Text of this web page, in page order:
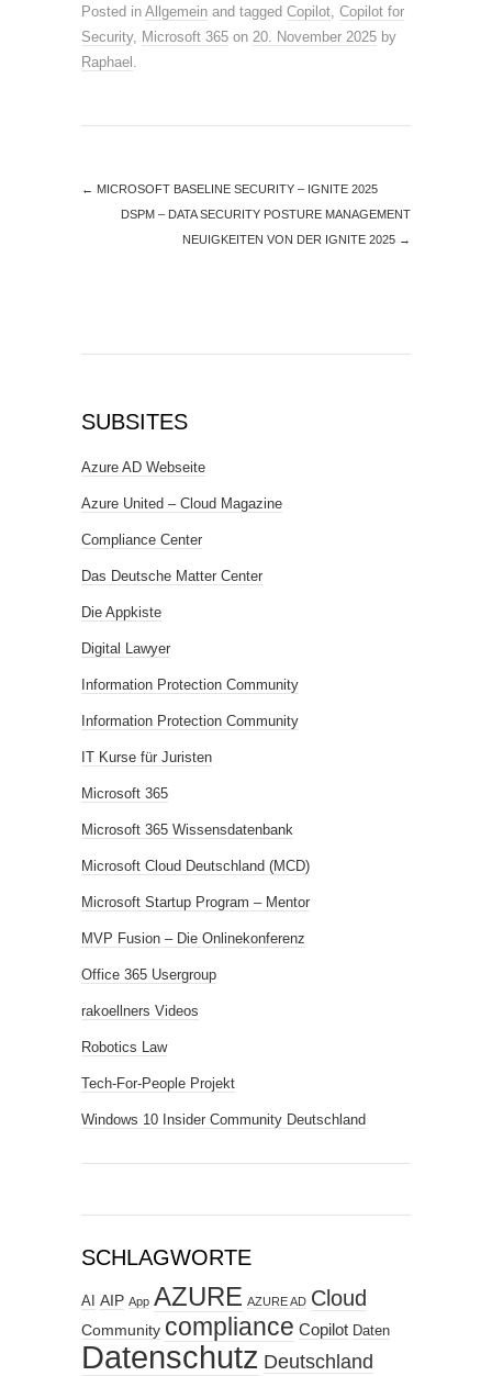
Posted in Allgemein and tagged Copilot, Copilot for
Security, Microsoft 365 on 20. November 2025 by
Raphael .
← MICROSOFT BASELINE SECURITY – IGNITE 2025
DSPM – DATA SECURITY POSTURE MANAGEMENT
NEUIGKEITEN VON DER IGNITE 2025 →
SUBSITES
Azure AD Webseite
Azure United – Cloud Magazine
Compliance Center
Das Deutsche Matter Center
Die Appkiste
Digital Lawyer
Information Protection Community
Information Protection Community
IT Kurse für Juristen
Microsoft 365
Microsoft 365 Wissensdatenbank
Microsoft Cloud Deutschland (MCD)
Microsoft Startup Program – Mentor
MVP Fusion – Die Onlinekonferenz
Office 365 Usergroup
rakoellners Videos
Robotics Law
Tech-For-People Projekt
Windows 10 Insider Community Deutschland
SCHLAGWORTE
AI AIP App AZURE AZURE AD Cloud
Community compliance Copilot Daten
Datenschutz Deutschland